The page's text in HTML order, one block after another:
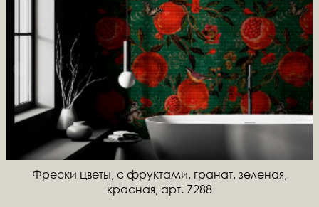
Фрески цветы, с фруктами, гранат, зеленая,
красная, арт. 7288